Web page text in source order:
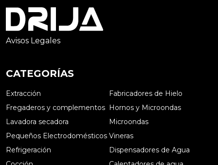
Avisos Legales
CATEGORÍAS
Extracción
Fabricadores de Hielo
Fregaderos y complementos Hornos y Microondas
Lavadora secadora
Microondas
Pequeños Electrodomésticos Vineras
Refrigeración
Dispensadores de Agua